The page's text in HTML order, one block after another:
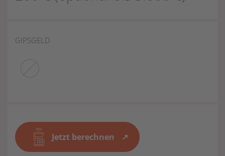
GIPSGELD
Jetzt berechnen